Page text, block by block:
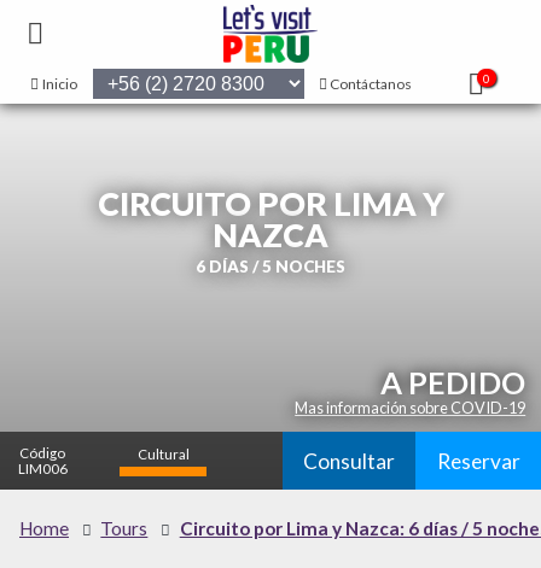
Inicio Contáctanos 0
CIRCUITO POR LIMA Y
NAZCA
6 DÍAS / 5 NOCHES
A PEDIDO
Mas información sobre COVID-19
Código
LIM006
Cultural
alto
Consultar Reservar
Home Tours Circuito por Lima y Nazca: 6 días / 5